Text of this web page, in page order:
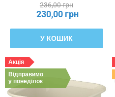
236,00 грн
230,00 грн
У КОШИК
Акція
Відправимо
у понеділок